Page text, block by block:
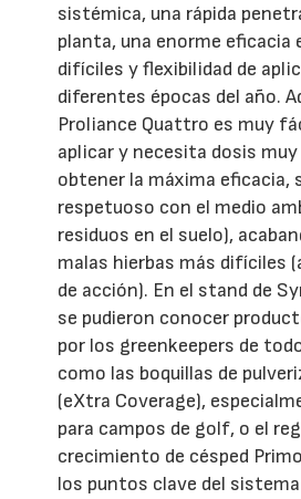
sistémica, una rápida
planta, una enorme eficacia
difíciles y flexibilidad de
diferentes épocas del año.
Proliance Quattro es muy
aplicar y necesita dosis muy
obtener la máxima eficacia,
respetuoso con el medio
residuos en el suelo),
malas hierbas más difíciles
de acción). En el stand de
se pudieron conocer
por los greenkeepers de
como las boquillas de
(eXtra Coverage),
para campos de golf, o el
crecimiento de césped
los puntos clave del